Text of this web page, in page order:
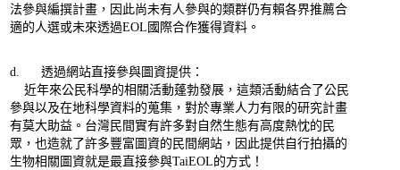
法參與編撰計畫，因此尚未有人參與的類群仍有賴各界推薦合
適的人選或未來透過EOL國際合作獲得資料。
d. 透過網站直接參與圖資提供：
近年來公民科學的相關活動蓬勃發展，這類活動結合了公民
參與以及在地科學資料的蒐集，對於專業人力有限的研究計畫
有莫大助益。台灣民間實有許多對自然生態有高度熱忱的民
眾，也造就了許多豐富圖資的民間網站，因此提供自行拍攝的
生物相關圖資就是最直接參與TaiEOL的方式！